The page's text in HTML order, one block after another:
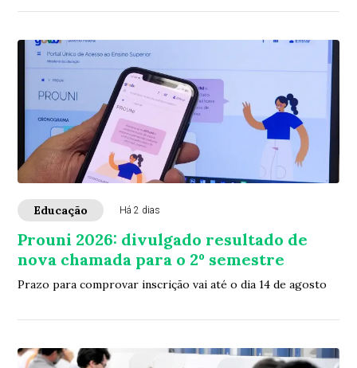
Educação Há 2 dias
Prouni 2026: divulgado resultado de
nova chamada para o 2º semestre
Prazo para comprovar inscrição vai até o dia 14 de agosto